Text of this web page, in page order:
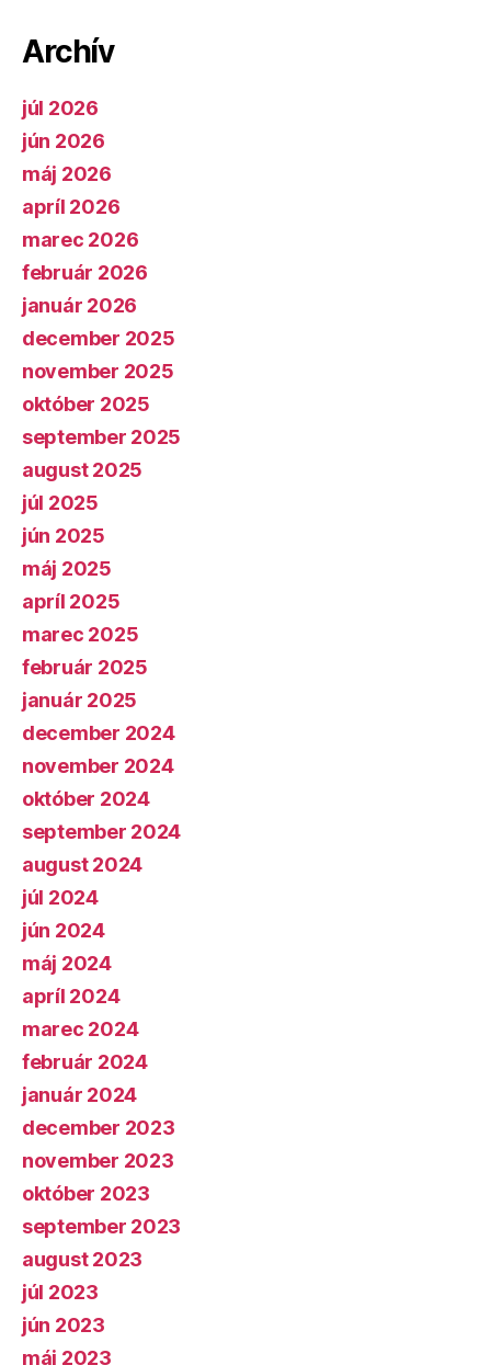
Archív
júl 2026
jún 2026
máj 2026
apríl 2026
marec 2026
február 2026
január 2026
december 2025
november 2025
október 2025
september 2025
august 2025
júl 2025
jún 2025
máj 2025
apríl 2025
marec 2025
február 2025
január 2025
december 2024
november 2024
október 2024
september 2024
august 2024
júl 2024
jún 2024
máj 2024
apríl 2024
marec 2024
február 2024
január 2024
december 2023
november 2023
október 2023
september 2023
august 2023
júl 2023
jún 2023
máj 2023